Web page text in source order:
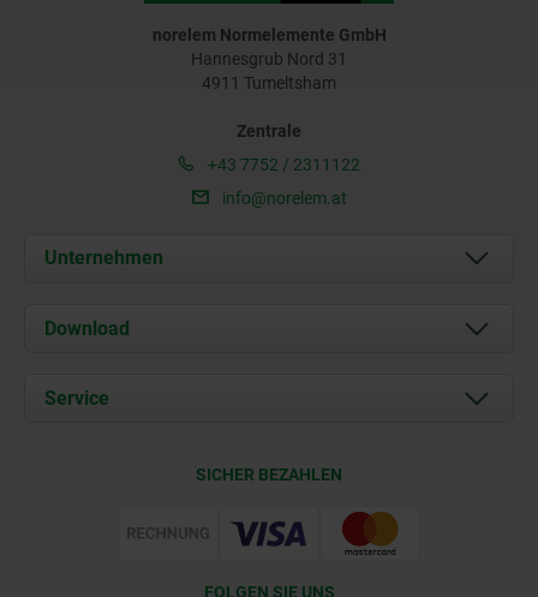
norelem Normelemente GmbH
Hannesgrub Nord 31
4911 Tumeltsham
Zentrale
+43 7752 / 2311122
info@norelem.at
Unternehmen
Über uns
Kontakt
Download
Service
SICHER BEZAHLEN
FOLGEN SIE UNS